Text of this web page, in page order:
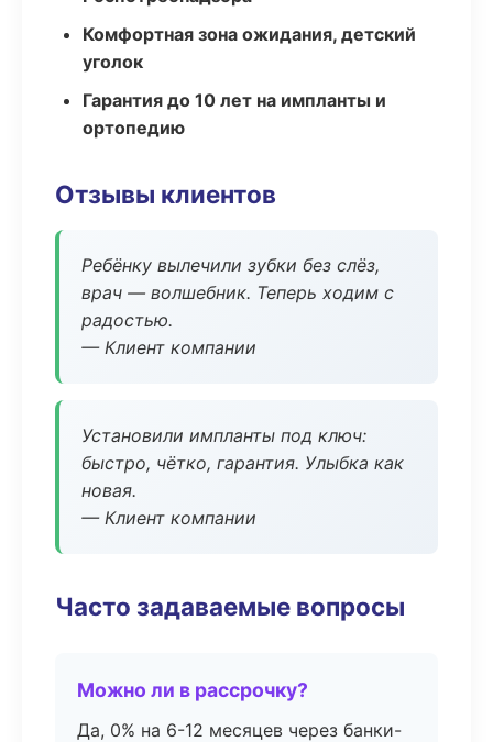
Комфортная зона ожидания, детский
уголок
Гарантия до 10 лет на импланты и
ортопедию
Отзывы клиентов
Ребёнку вылечили зубки без слёз,
врач — волшебник. Теперь ходим с
радостью.
— Клиент компании
Установили импланты под ключ:
быстро, чётко, гарантия. Улыбка как
новая.
— Клиент компании
Часто задаваемые вопросы
Можно ли в рассрочку?
Да, 0% на 6-12 месяцев через банки-